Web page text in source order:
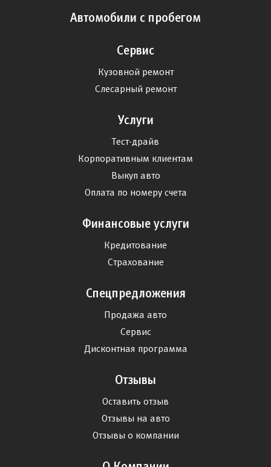
Автомобили с пробегом
Сервис
Кузовной ремонт
Слесарный ремонт
Услуги
Тест-драйв
Корпоративным клиентам
Выкуп авто
Оплата по номеру счета
Финансовые услуги
Кредитование
Страхование
Спецпредложения
Продажа авто
Сервис
Дисконтная программа
Отзывы
Оставить отзыв
Отзывы на авто
Отзывы о компании